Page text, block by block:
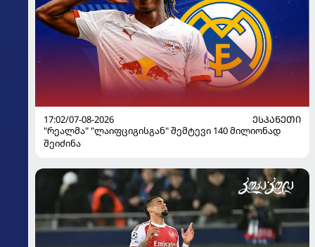
17:02/07-08-2026
ᲔᲡᲞᲐᲜᲔᲗᲘ
"რეალმა" "ლაიფციგისგან" შემტევი 140 მილიონად
შეიძინა